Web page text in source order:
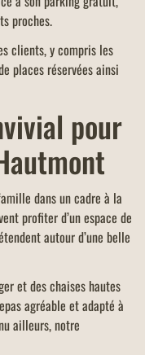
proches.
clients, y compris les
places réservées ainsi
pour
dans un cadre à la
profiter d’un espace de
autour d’une belle
et des chaises hautes
agréable et adapté à
ailleurs, notre